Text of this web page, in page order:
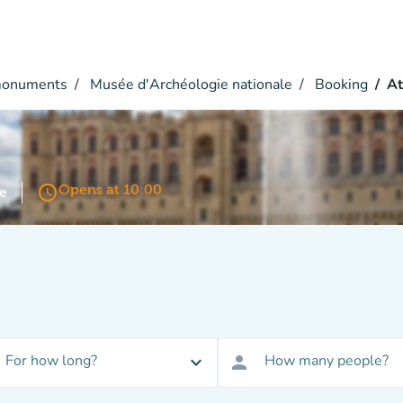
Musée d'Archéologie nationale Booking
access_timeOpens at 10:00
For how long? expand_more person How many people?